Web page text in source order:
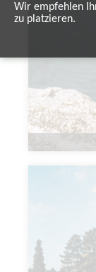
Wir empfehlen
zu platzieren.